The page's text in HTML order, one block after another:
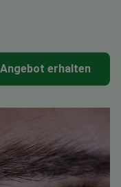
erhalten